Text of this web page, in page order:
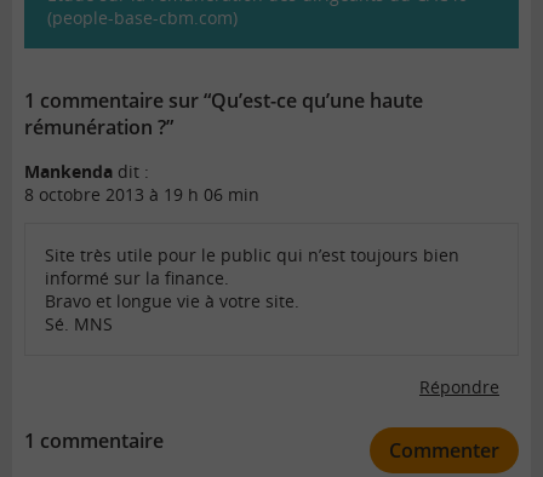
(people-base-cbm.com)
1 commentaire sur “Qu’est-ce qu’une haute
rémunération ?”
Mankenda dit :
8 octobre 2013 à 19 h 06 min
Site très utile pour le public qui n’est toujours bien
informé sur la finance.
Bravo et longue vie à votre site.
Sé. MNS
Répondre
1 commentaire Commenter